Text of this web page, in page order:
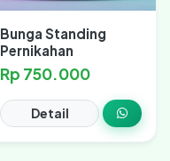
Bunga Standing
Pernikahan
Rp 750.000
Detail